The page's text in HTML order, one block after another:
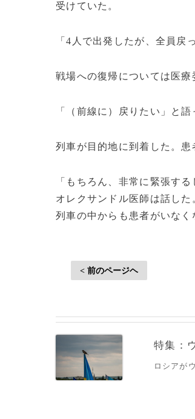
受けていた。
「4人で出発したが、全員戻
戦場への復帰については医療
「（前線に）戻りたい」と語
列車が目的地に到着した。
「もちろん、非常に緊張す
オレクサンドル医師は話し
列車の中からも患者がいな
< 前のページヘ
特集：
ロシアが